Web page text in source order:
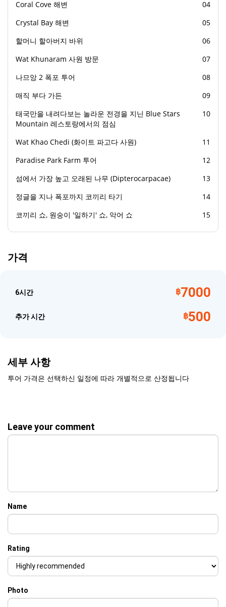
Coral Cove 해변
04
Crystal Bay 해변
05
할머니 할아버지 바위
06
Wat Khunaram 사원 방문
07
나므앙 2 폭포 투어
08
매직 부다 가든
09
태국만을 내려다보는 놀라운 전경을 지닌 Blue Stars
Mountain 레스토랑에서의 점심
10
Wat Khao Chedi (화이트 파고다 사원)
11
Paradise Park Farm 투어
12
섬에서 가장 높고 오래된 나무 (Dipterocarpacae)
13
정글을 지나 폭포까지 코끼리 타기
14
코끼리 쇼, 원숭이 '일하기' 쇼, 악어 쇼
15
가격
6시간 ฿7000
추가 시간 ฿500
세부 사항
투어 가격은 선택하신 일정에 따라 개별적으로 산정됩니다
Leave your comment
Name
Rating
Photo